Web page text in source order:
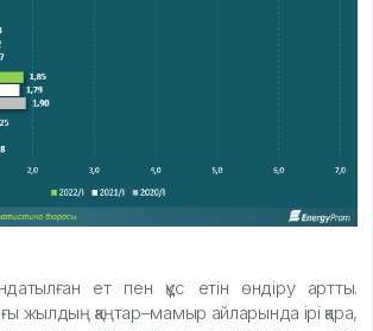
ет пен құс етін өндіру артты.
жылдың қаңтар–мамыр айларында ірі қара,